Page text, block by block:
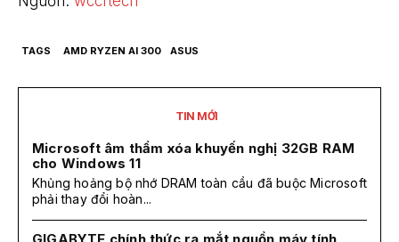
TAGS AMD RYZEN AI 300 ASUS
TIN MỚI
Microsoft âm thầm xóa khuyến nghị 32GB RAM
cho Windows 11
Khủng hoảng bộ nhớ DRAM toàn cầu đã buộc Microsoft
phải thay đổi hoàn...